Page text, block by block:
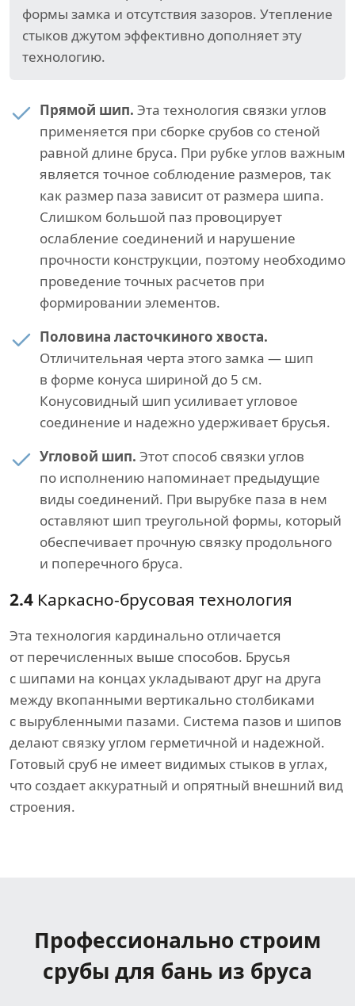
формы замка и отсутствия зазоров. Утепление
стыков джутом эффективно дополняет эту
технологию.
Прямой шип. Эта технология связки углов
применяется при сборке срубов со стеной
равной длине бруса. При рубке углов важным
является точное соблюдение размеров, так
как размер паза зависит от размера шипа.
Слишком большой паз провоцирует
ослабление соединений и нарушение
прочности конструкции, поэтому необходимо
проведение точных расчетов при
формировании элементов.
Половина ласточкиного хвоста.
Отличительная черта этого замка — шип
в форме конуса шириной до 5 см.
Конусовидный шип усиливает угловое
соединение и надежно удерживает брусья.
Угловой шип. Этот способ связки углов
по исполнению напоминает предыдущие
виды соединений. При вырубке паза в нем
оставляют шип треугольной формы, который
обеспечивает прочную связку продольного
и поперечного бруса.
2.4 Каркасно-брусовая технология
Эта технология кардинально отличается
от перечисленных выше способов. Брусья
с шипами на концах укладывают друг на друга
между вкопанными вертикально столбиками
с вырубленными пазами. Система пазов и шипов
делают связку углом герметичной и надежной.
Готовый сруб не имеет видимых стыков в углах,
что создает аккуратный и опрятный внешний вид
строения.
Профессионально строим
срубы для бань из бруса